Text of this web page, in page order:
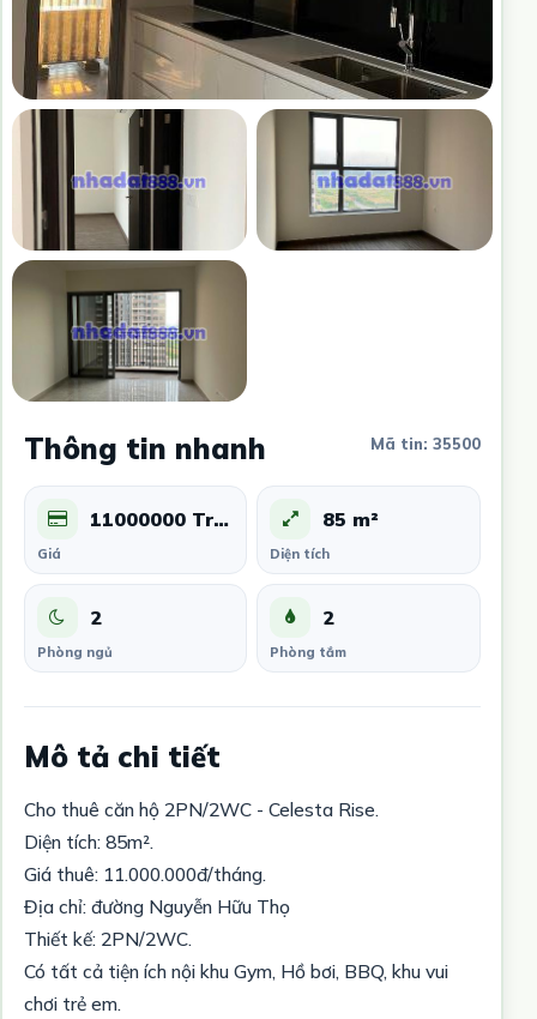
Thông tin nhanh Mã tin: 35500
11000000 Triệu
Giá
85 m²
Diện tích
2
Phòng ngủ
2
Phòng tắm
Mô tả chi tiết
Cho thuê căn hộ 2PN/2WC - Celesta Rise.
Diện tích: 85m².
Giá thuê: 11.000.000đ/tháng.
Địa chỉ: đường Nguyễn Hữu Thọ
Thiết kế: 2PN/2WC.
Có tất cả tiện ích nội khu Gym, Hồ bơi, BBQ, khu vui
chơi trẻ em.